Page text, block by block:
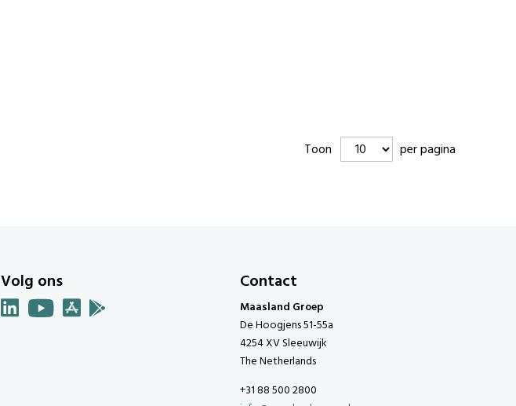
Toon per pagina
Volg ons Contact
Maasland Groep
De Hoogjens 51-55a
4254 XV Sleeuwijk
The Netherlands
+31 88 500 2800